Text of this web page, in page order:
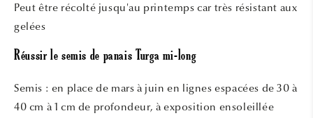
Peut être récolté jusqu'au printemps car très résistant aux
gelées
Réussir le semis de panais Turga mi-long
Semis : en place de mars à juin en lignes espacées de 30 à
40 cm à 1 cm de profondeur, à exposition ensoleillée